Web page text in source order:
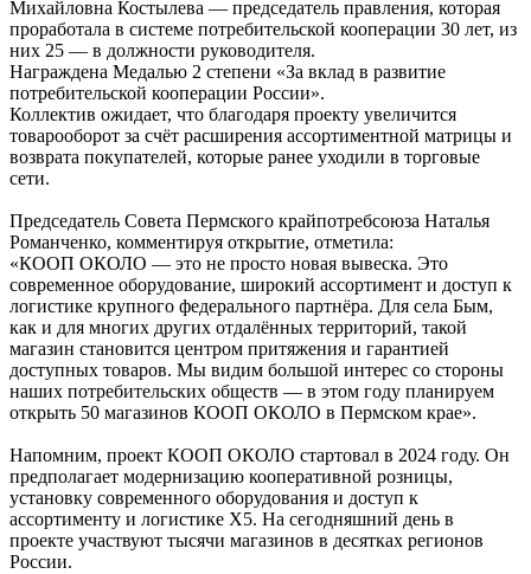
Михайловна Костылева — председатель правления, которая
проработала в системе потребительской кооперации 30 лет, из
них 25 — в должности руководителя.
Награждена Медалью 2 степени «За вклад в развитие
потребительской кооперации России».
Коллектив ожидает, что благодаря проекту увеличится
товарооборот за счёт расширения ассортиментной матрицы и
возврата покупателей, которые ранее уходили в торговые
сети.
Председатель Совета Пермского крайпотребсоюза Наталья
Романченко, комментируя открытие, отметила:
«КООП ОКОЛО — это не просто новая вывеска. Это
современное оборудование, широкий ассортимент и доступ к
логистике крупного федерального партнёра. Для села Бым,
как и для многих других отдалённых территорий, такой
магазин становится центром притяжения и гарантией
доступных товаров. Мы видим большой интерес со стороны
наших потребительских обществ — в этом году планируем
открыть 50 магазинов КООП ОКОЛО в Пермском крае».
Напомним, проект КООП ОКОЛО стартовал в 2024 году. Он
предполагает модернизацию кооперативной розницы,
установку современного оборудования и доступ к
ассортименту и логистике Х5. На сегодняшний день в
проекте участвуют тысячи магазинов в десятках регионов
России.